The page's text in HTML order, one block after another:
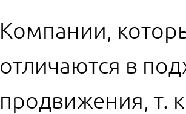
Компании,
отличаются в
продвижения, т.